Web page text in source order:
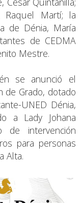
Martí; la
de Dénia, María
de CEDMA
Mestre.
se anunció el
de Grado, dotado
UNED Dénia,
a Lady Johana
de intervención
para personas
Alta.